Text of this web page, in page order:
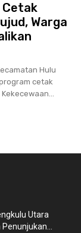
Cetak
Warga
Hulu
cetak
Utara